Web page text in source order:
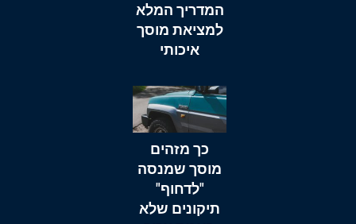
המדריך המלא
למציאת מוסך
איכותי
כך מזהים
מוסך שמנסה
"לדחוף"
תיקונים שלא